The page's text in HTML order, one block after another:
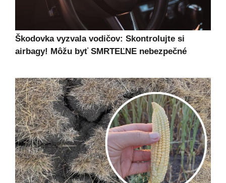
Škodovka vyzvala vodičov: Skontrolujte si
airbagy! Môžu byť SMRTEĽNE nebezpečné